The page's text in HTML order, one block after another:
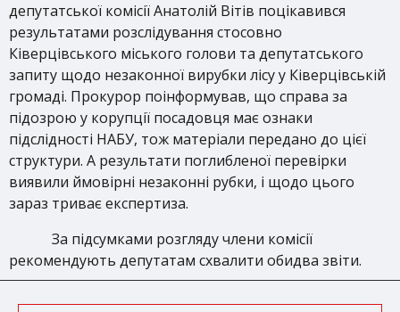
депутатської комісії Анатолій Вітів поцікавився
результатами розслідування стосовно
Ківерцівського міського голови та депутатського
запиту щодо незаконної вирубки лісу у Ківерцівській
громаді. Прокурор поінформував, що справа за
підозрою у корупції посадовця має ознаки
підслідності НАБУ, тож матеріали передано до цієї
структури. А результати поглибленої перевірки
виявили ймовірні незаконні рубки, і щодо цього
зараз триває експертиза.
За підсумками розгляду члени комісії
рекомендують депутатам схвалити обидва звіти.